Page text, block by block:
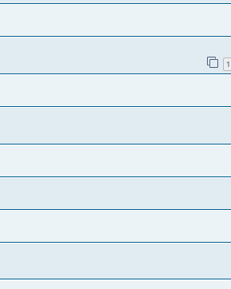
1